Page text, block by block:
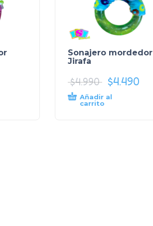
Sonajero mordedor
Jirafa
$4.990 $4.490
Añadir al
carrito